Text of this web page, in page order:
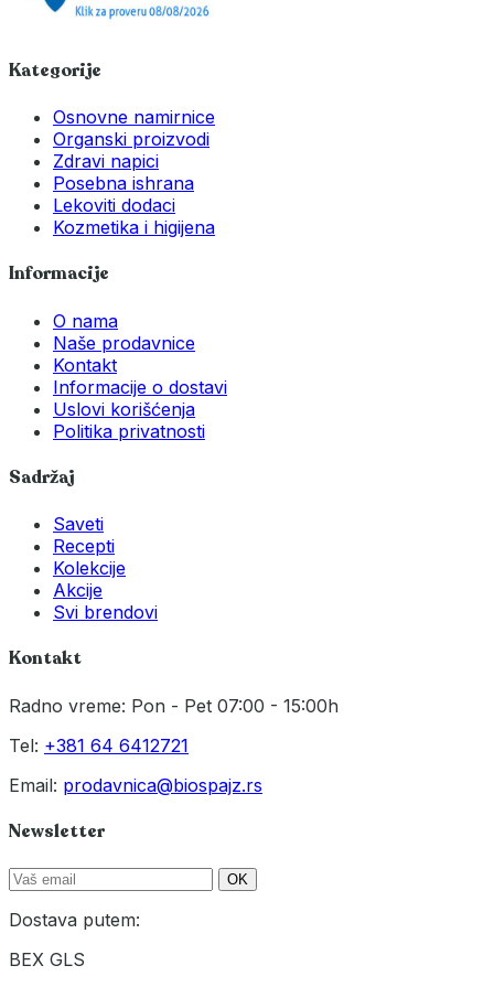
Kategorije
Osnovne namirnice
Organski proizvodi
Zdravi napici
Posebna ishrana
Lekoviti dodaci
Kozmetika i higijena
Informacije
O nama
Naše prodavnice
Kontakt
Informacije o dostavi
Uslovi korišćenja
Politika privatnosti
Sadržaj
Saveti
Recepti
Kolekcije
Akcije
Svi brendovi
Kontakt
Radno vreme: Pon - Pet 07:00 - 15:00h
Tel: +381 64 6412721
Email: prodavnica@biospajz.rs
Newsletter
OK
Dostava putem:
BEX GLS